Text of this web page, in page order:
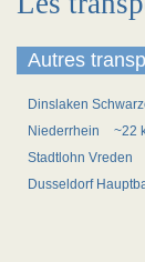
Autres
Dinslaken
Niederrhein
~22
Stadtlohn Vreden
Dusseldorf